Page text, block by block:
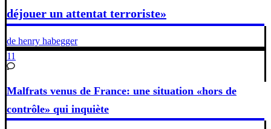
déjouer un attentat terroriste»
de henry habegger
11
Malfrats venus de France: une situation «hors de
contrôle» qui inquiète